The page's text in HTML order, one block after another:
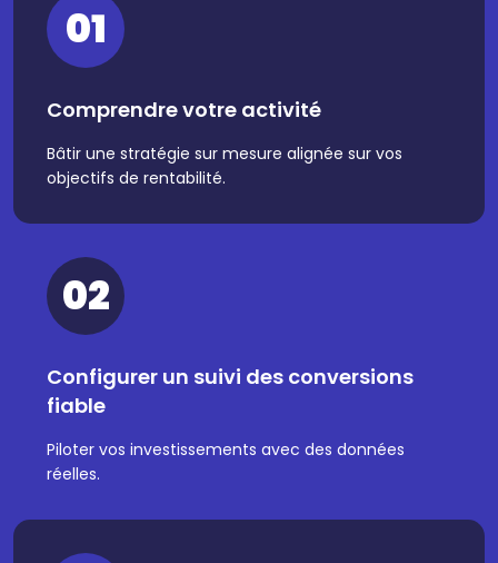
01
Comprendre votre activité
Bâtir une stratégie sur mesure alignée sur vos
objectifs de rentabilité.
02
Configurer un suivi des conversions
fiable
Piloter vos investissements avec des données
réelles.